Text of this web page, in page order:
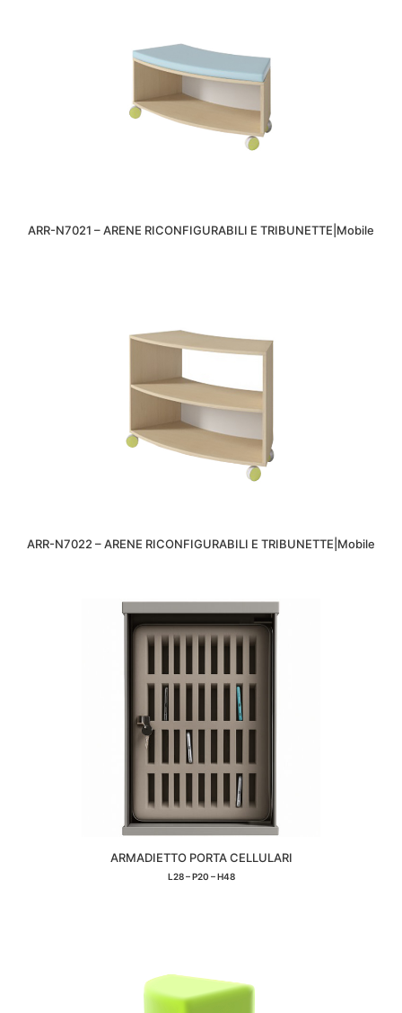
ARR-N7021 – ARENE RICONFIGURABILI E TRIBUNETTE|Mobile
ARR-N7022 – ARENE RICONFIGURABILI E TRIBUNETTE|Mobile
ARMADIETTO PORTA CELLULARI
L28 – P20 – H48